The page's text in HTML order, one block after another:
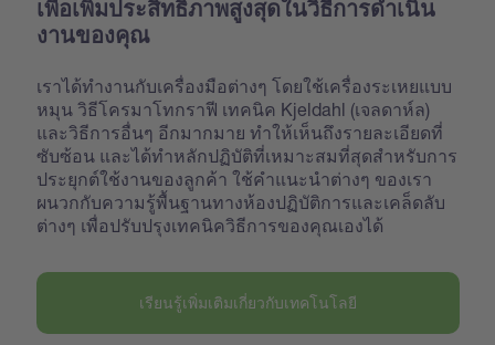
เพื่อเพิ่มประสิทธิภาพสูงสุดในวิธีการดำเนิน
งานของคุณ
เราได้ทำงานกับเครื่องมือต่างๆ โดยใช้เครื่องระเหยแบบ
หมุน วิธีโครมาโทกราฟี เทคนิค Kjeldahl (เจลดาห์ล)
และวิธีการอื่นๆ อีกมากมาย ทำให้เห็นถึงรายละเอียดที่
ซับซ้อน และได้ทำหลักปฏิบัติที่เหมาะสมที่สุดสำหรับการ
ประยุกต์ใช้งานของลูกค้า ใช้คำแนะนำต่างๆ ของเรา
ผนวกกับความรู้พื้นฐานทางห้องปฏิบัติการและเคล็ดลับ
ต่างๆ เพื่อปรับปรุงเทคนิควิธีการของคุณเองได้
เรียนรู้เพิ่มเติมเกี่ยวกับเทคโนโลยี